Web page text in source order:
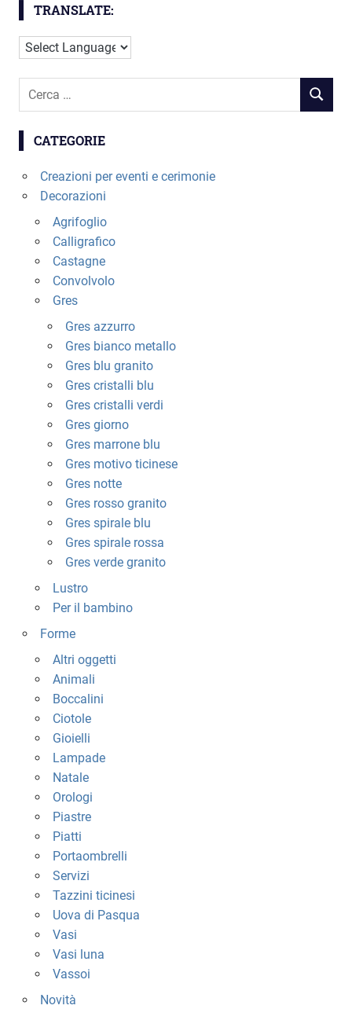
del
TRANSLATE:
Cerca
RICERCA
CATEGORIE
Creazioni per eventi e cerimonie
Decorazioni
Agrifoglio
Calligrafico
Castagne
Convolvolo
Gres
Gres azzurro
Gres bianco metallo
Gres blu granito
Gres cristalli blu
Gres cristalli verdi
Gres giorno
Gres marrone blu
Gres motivo ticinese
Gres notte
Gres rosso granito
Gres spirale blu
Gres spirale rossa
Gres verde granito
Lustro
Per il bambino
Forme
Altri oggetti
Animali
Boccalini
Ciotole
Gioielli
Lampade
Natale
Orologi
Piastre
Piatti
Portaombrelli
Servizi
Tazzini ticinesi
Uova di Pasqua
Vasi
Vasi luna
Vassoi
Novità